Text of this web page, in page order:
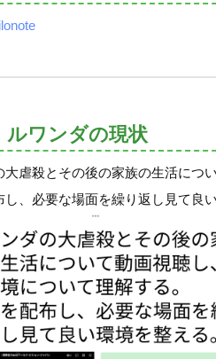
ルワンダの現状
大虐殺とその後の家族の生活につ
し、必要な場面を繰り返し見て良